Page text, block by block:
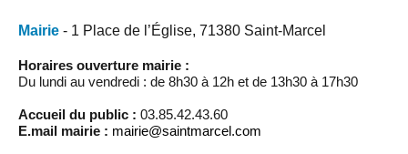
Mairie - 1 Place de l’Église, 71380 Saint-Marcel
Horaires ouverture mairie :
Du lundi au vendredi : de 8h30 à 12h et de 13h30 à 17h30
Accueil du public : 03.85.42.43.60
E.mail mairie : mairie@saintmarcel.com